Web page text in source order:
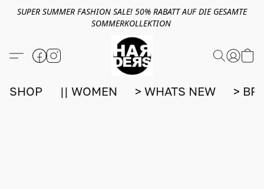
SUPER SUMMER FASHION SALE! 50% RABATT AUF DIE GESAMTE
SOMMERKOLLEKTION
SHOP || WOMEN > WHATS NEW >